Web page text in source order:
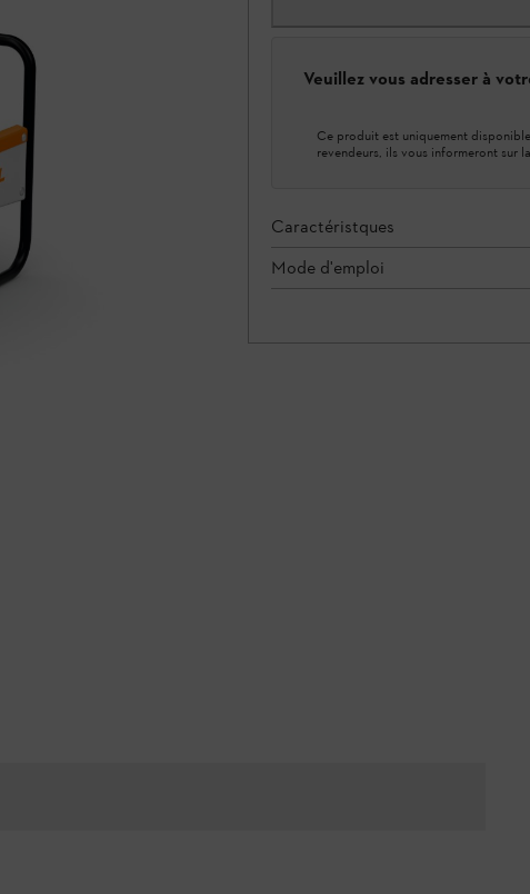
Veuillez vous adresser à
Ce produit est uniquement
revendeurs, ils vous informeront sur
Caractéristques
Mode d'emploi